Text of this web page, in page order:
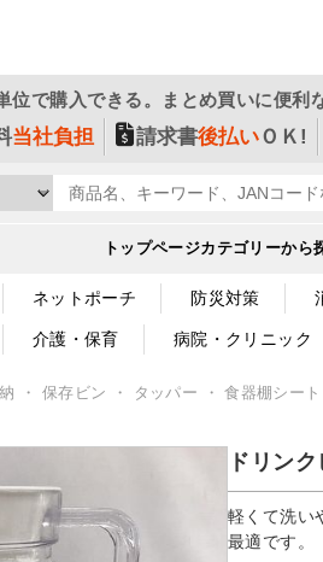
位で購入できる。まとめ買いに便利
当社負担 請求書後払いＯＫ!
トップページカテゴリーから
ネットポーチ 防災対策
介護・保育 病院・クリニック
・ 保存ビン ・ タッパー ・ 食器棚シート
ドリン
軽くて洗い
最適です。